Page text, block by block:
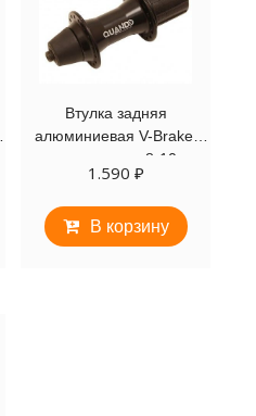
Втулка задняя
алюминиевая V-Brake,
под кассету, 8-10
скоростей QUANDO
1.590 ₽
В корзину